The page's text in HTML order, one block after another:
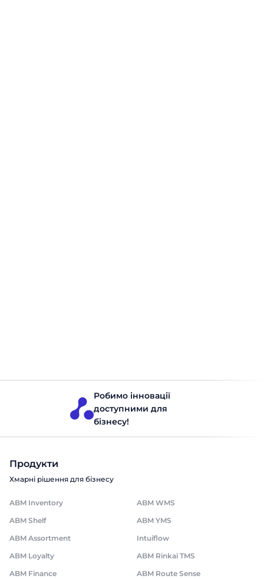
Отримати консультацію
Робимо інновації
доступними для
бізнесу!
Продукти
Хмарні рішення для бізнесу
ABM Inventory
ABM WMS
ABM Shelf
ABM YMS
ABM Assortment
Intuiflow
ABM Loyalty
ABM Rinkai TMS
ABM Finance
ABM Route Sense